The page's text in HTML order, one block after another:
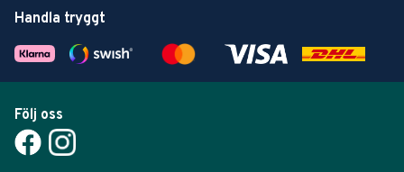
Handla tryggt
Följ oss